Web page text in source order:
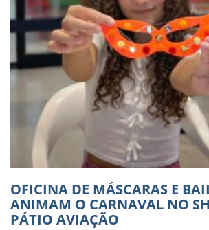
OFICINA DE MÁSCARAS E
ANIMAM O CARNAVAL NO
PÁTIO AVIAÇÃO